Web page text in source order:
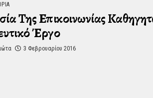
Της Επικοινωνίας
Έργο
3 Φεβρουαρίου 2016